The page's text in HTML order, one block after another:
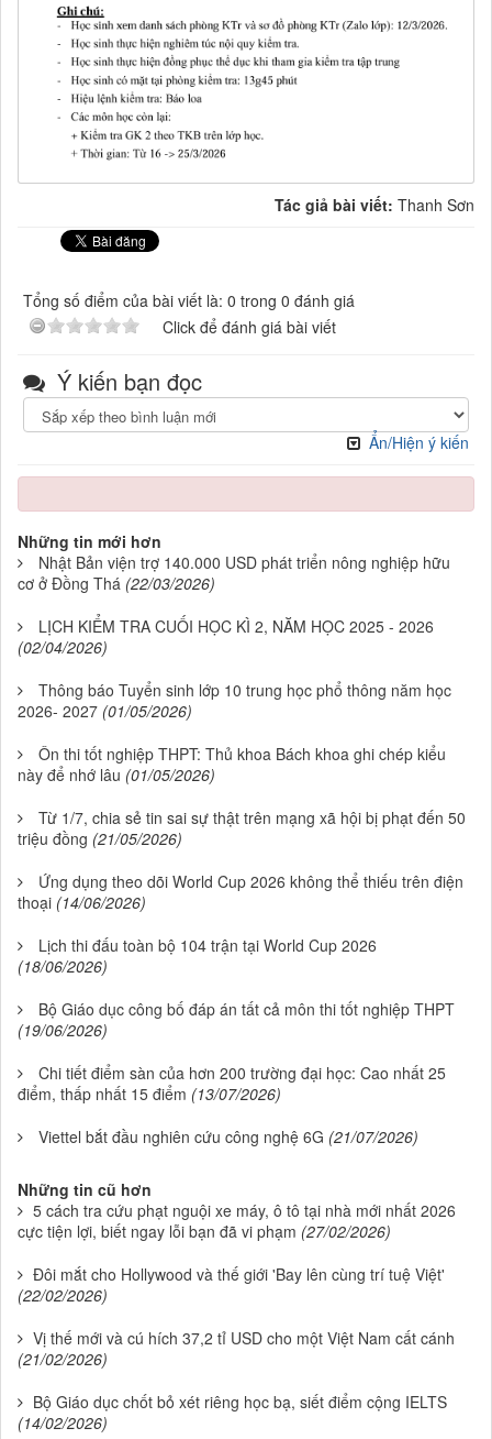
Tác giả bài viết: Thanh Sơn
Tổng số điểm của bài viết là: 0 trong 0 đánh giá
Click để đánh giá bài viết
Ý kiến bạn đọc
Ẩn/Hiện ý kiến
Những tin mới hơn
Nhật Bản viện trợ 140.000 USD phát triển nông nghiệp hữu
cơ ở Đồng Thá (22/03/2026)
LỊCH KIỂM TRA CUỐI HỌC KÌ 2, NĂM HỌC 2025 - 2026
(02/04/2026)
Thông báo Tuyển sinh lớp 10 trung học phổ thông năm học
2026- 2027 (01/05/2026)
Ôn thi tốt nghiệp THPT: Thủ khoa Bách khoa ghi chép kiểu
này để nhớ lâu (01/05/2026)
Từ 1/7, chia sẻ tin sai sự thật trên mạng xã hội bị phạt đến 50
triệu đồng (21/05/2026)
Ứng dụng theo dõi World Cup 2026 không thể thiếu trên điện
thoại (14/06/2026)
Lịch thi đấu toàn bộ 104 trận tại World Cup 2026
(18/06/2026)
Bộ Giáo dục công bố đáp án tất cả môn thi tốt nghiệp THPT
(19/06/2026)
Chi tiết điểm sàn của hơn 200 trường đại học: Cao nhất 25
điểm, thấp nhất 15 điểm (13/07/2026)
Viettel bắt đầu nghiên cứu công nghệ 6G (21/07/2026)
Những tin cũ hơn
5 cách tra cứu phạt nguội xe máy, ô tô tại nhà mới nhất 2026
cực tiện lợi, biết ngay lỗi bạn đã vi phạm (27/02/2026)
Đôi mắt cho Hollywood và thế giới 'Bay lên cùng trí tuệ Việt'
(22/02/2026)
Vị thế mới và cú hích 37,2 tỉ USD cho một Việt Nam cất cánh
(21/02/2026)
Bộ Giáo dục chốt bỏ xét riêng học bạ, siết điểm cộng IELTS
(14/02/2026)